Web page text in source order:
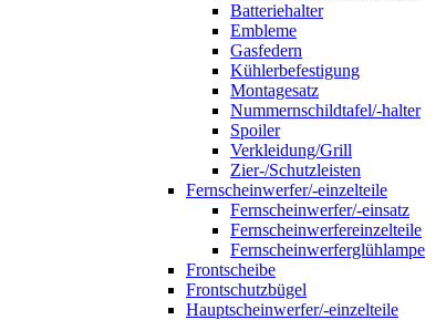
Batteriehalter
Embleme
Gasfedern
Kühlerbefestigung
Montagesatz
Nummernschildtafel/-halter
Spoiler
Verkleidung/Grill
Zier-/Schutzleisten
Fernscheinwerfer/-einzelteile
Fernscheinwerfer/-einsatz
Fernscheinwerfereinzelteile
Fernscheinwerferglühlampe
Frontscheibe
Frontschutzbügel
Hauptscheinwerfer/-einzelteile